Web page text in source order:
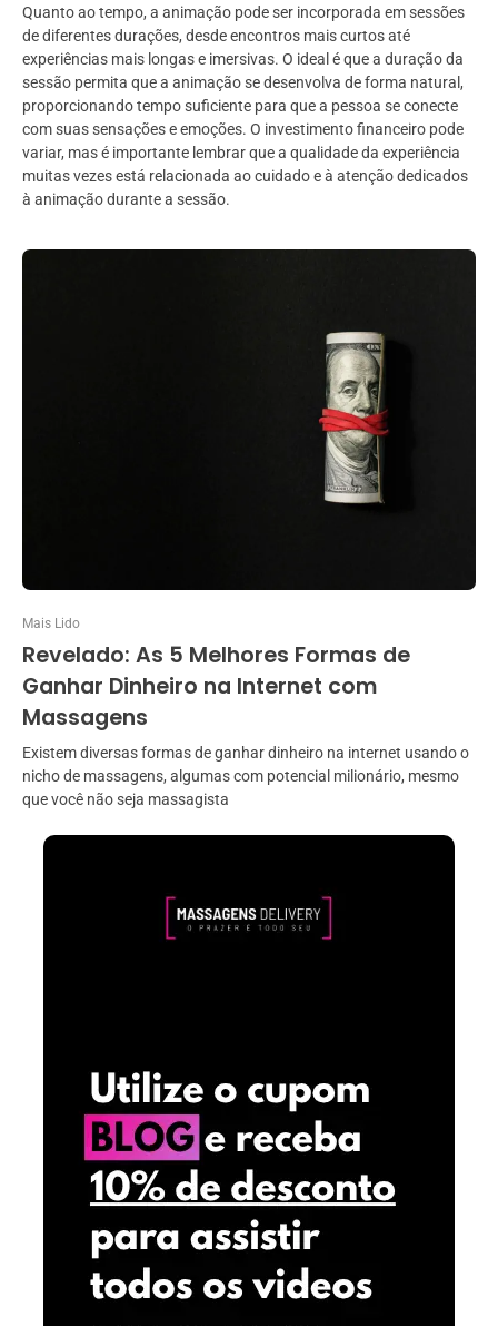
Quanto ao tempo, a animação pode ser incorporada em sessões
de diferentes durações, desde encontros mais curtos até
experiências mais longas e imersivas. O ideal é que a duração da
sessão permita que a animação se desenvolva de forma natural,
proporcionando tempo suficiente para que a pessoa se conecte
com suas sensações e emoções. O investimento financeiro pode
variar, mas é importante lembrar que a qualidade da experiência
muitas vezes está relacionada ao cuidado e à atenção dedicados
à animação durante a sessão.
Mais Lido
Revelado: As 5 Melhores Formas de
Ganhar Dinheiro na Internet com
Massagens
Existem diversas formas de ganhar dinheiro na internet usando o
nicho de massagens, algumas com potencial milionário, mesmo
que você não seja massagista